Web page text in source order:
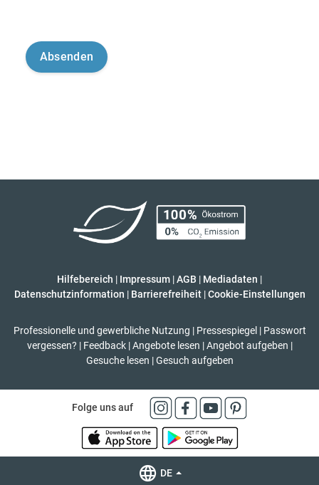
Hilfebereich | Impressum |AGB | Mediadaten |
Datenschutzinformation | Barrierefreiheit | Cookie-Einstellungen
Professionelle und gewerbliche Nutzung | Pressespiegel | Passwort
vergessen? | Feedback | Angebote lesen | Angebot aufgeben |
Gesuche lesen | Gesuch aufgeben
Folge uns auf
DE